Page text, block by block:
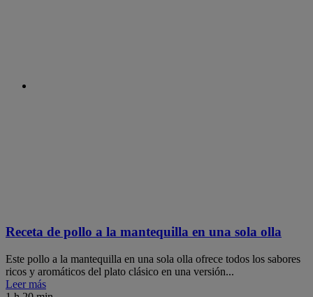
Receta de pollo a la mantequilla en una sola olla
Este pollo a la mantequilla en una sola olla ofrece todos los sabores
ricos y aromáticos del plato clásico en una versión...
Leer más